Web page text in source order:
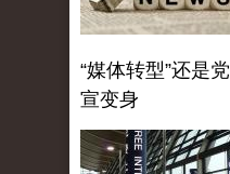
“媒体转型”还是党
宣变身